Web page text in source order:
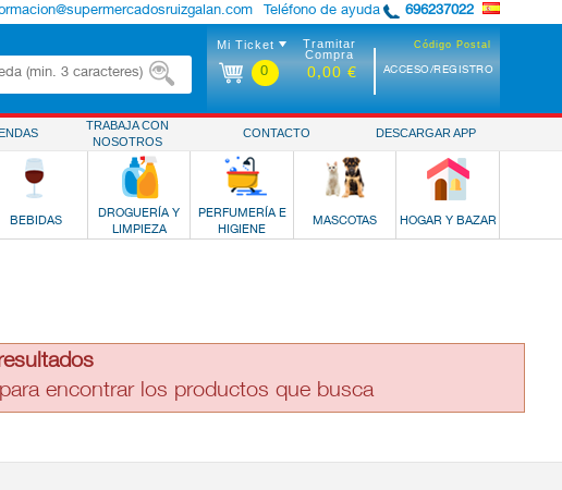
Teléfono de ayuda 696237022
Código Postal
ACCESO/REGISTRO
Mi Ticket
0
Tramitar
Compra
0,00 €
TRABAJA CON
NOSOTROS
CONTACTO DESCARGAR APP
BEBIDAS
DROGUERÍA Y
LIMPIEZA
PERFUMERÍA E
HIGIENE
MASCOTAS HOGAR Y BAZAR
encontrar los productos que busca